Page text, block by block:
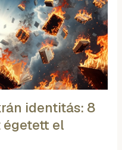
identitás: 8
el